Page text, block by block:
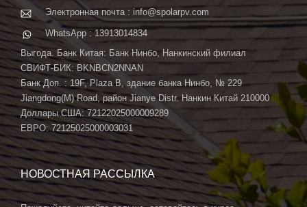
Электронная почта : info@spolarpv.com
WhatsApp : 13913014834
Выгода. Банк Китая: Банк Нинбо, Нанкинский филиал
СВИФТ-БИК: BKNBCN2NNAN
Банк Доп. : 19F, Plaza B, здание банка Нинбо, № 229
Jiangdong(M) Road, район Jianye Distr. Нанкин Китай 210000
Доллары США: 72122025000009289
ЕВРО: 72125025000003031
НОВОСТНАЯ РАССЫЛКА